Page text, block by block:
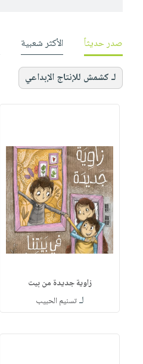
صدر حديثاً الأكثر شعبية
لـ كشمش للإنتاج الإبداعي
زاوية جديدة من بيت
لـتسنيم الحبيب